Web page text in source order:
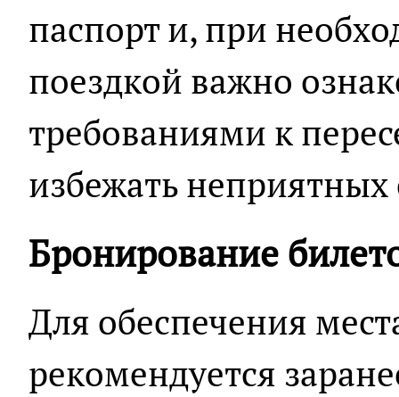
паспорт и, при
поездкой важно
требованиями к
избежать
Бронирование
Для обеспечения
рекомендуется